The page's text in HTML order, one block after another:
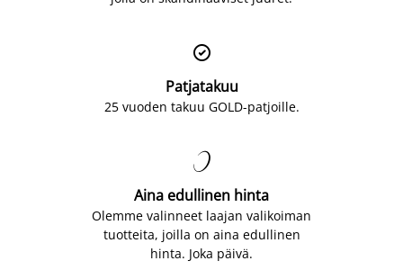

Patjatakuu
25 vuoden takuu GOLD-patjoille.

Aina edullinen hinta
Olemme valinneet laajan valikoiman
tuotteita, joilla on aina edullinen
hinta. Joka päivä.